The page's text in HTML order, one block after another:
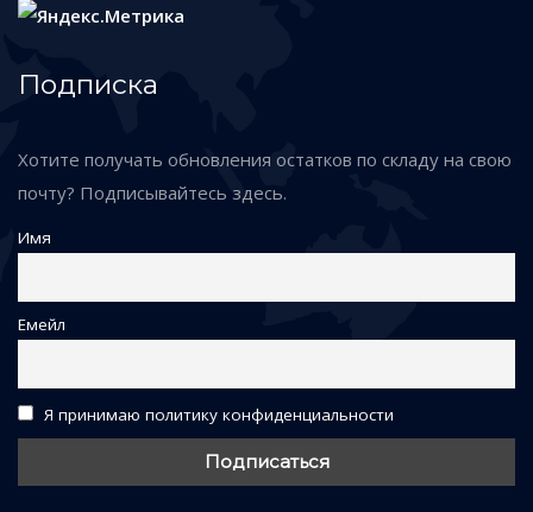
Подписка
Хотите получать обновления остатков по складу на свою
почту? Подписывайтесь здесь.
Имя
Емейл
Я принимаю политику конфиденциальности